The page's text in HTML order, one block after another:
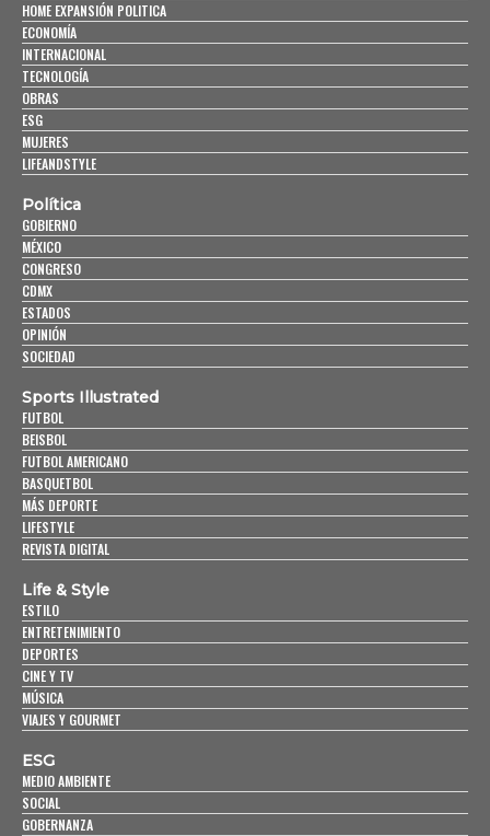
HOME EXPANSIÓN POLITICA
ECONOMÍA
INTERNACIONAL
TECNOLOGÍA
OBRAS
ESG
MUJERES
LIFEANDSTYLE
Política
GOBIERNO
MÉXICO
CONGRESO
CDMX
ESTADOS
OPINIÓN
SOCIEDAD
Sports Illustrated
FUTBOL
BEISBOL
FUTBOL AMERICANO
BASQUETBOL
MÁS DEPORTE
LIFESTYLE
REVISTA DIGITAL
Life & Style
ESTILO
ENTRETENIMIENTO
DEPORTES
CINE Y TV
MÚSICA
VIAJES Y GOURMET
ESG
MEDIO AMBIENTE
SOCIAL
GOBERNANZA